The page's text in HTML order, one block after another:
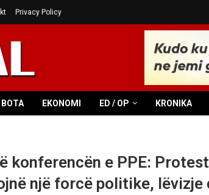
Privacy Policy
BOTA EKONOMI ED / OP KRONIKA
konferencën e PPE:
një forcë politike, lëvizje